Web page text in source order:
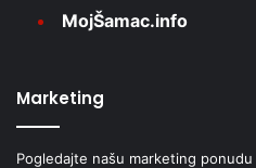
MojŠamac.info
Marketing
Pogledajte našu marketing